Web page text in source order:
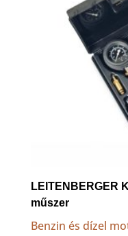
LEITENBERGER
műszer
Benzin és dízel